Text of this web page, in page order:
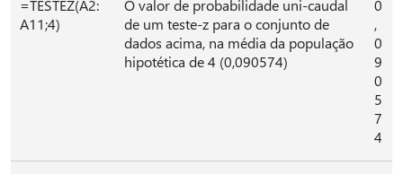
=TESTEZ(A2:
A11;4)
O valor de probabilidade uni-caudal
de um teste-z para o conjunto de
dados acima, na média da população
hipotética de 4 (0,090574)
0
,
0
9
0
5
7
4